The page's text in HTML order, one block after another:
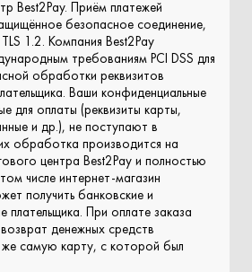
Best2Pay. Приём платежей
безопасное соединение,
1.2. Компания Best2Pay
требованиям PCI DSS для
обработки реквизитов
Ваши конфиденциальные
для оплаты (реквизиты карты,
и др.), не поступают в
обработка производится на
центра Best2Pay и полностью
числе интернет-магазин
получить банковские и
плательщика. При оплате заказа
денежных средств
же самую карту, с которой был